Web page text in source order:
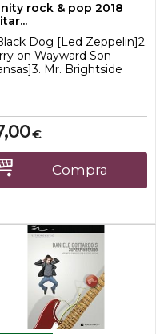
rock & pop 2018
Dog [Led Zeppelin]2.
on Wayward Son
Mr. Brightside
Sultans of Swing
Straits]8. Voodoo Child
Return) [The Jimi
Experience]
€
Compra